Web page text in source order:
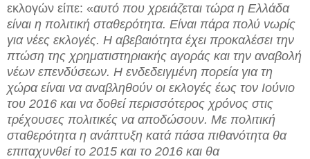
εκλογών είπε: «αυτό που χρειάζεται τώρα η Ελλάδα
είναι η πολιτική σταθερότητα. Είναι πάρα πολύ νωρίς
για νέες εκλογές. Η αβεβαιότητα έχει προκαλέσει την
πτώση της χρηματιστηριακής αγοράς και την αναβολή
νέων επενδύσεων. Η ενδεδειγμένη πορεία για τη
χώρα είναι να αναβληθούν οι εκλογές έως τον Ιούνιο
του 2016 και να δοθεί περισσότερος χρόνος στις
τρέχουσες πολιτικές να αποδώσουν. Με πολιτική
σταθερότητα η ανάπτυξη κατά πάσα πιθανότητα θα
επιταχυνθεί το 2015 και το 2016 και θα